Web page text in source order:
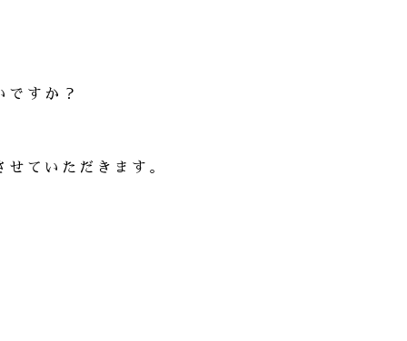
ですか？
ていただきます。